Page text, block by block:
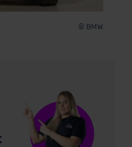
© BMW